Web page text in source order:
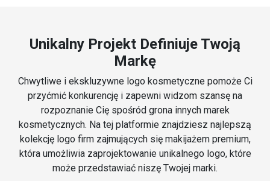
Unikalny Projekt Definiuje Twoją
Markę
Chwytliwe i ekskluzywne logo kosmetyczne pomoże Ci
przyćmić konkurencję i zapewni widzom szansę na
rozpoznanie Cię spośród grona innych marek
kosmetycznych. Na tej platformie znajdziesz najlepszą
kolekcję logo firm zajmujących się makijażem premium,
która umożliwia zaprojektowanie unikalnego logo, które
może przedstawiać niszę Twojej marki.